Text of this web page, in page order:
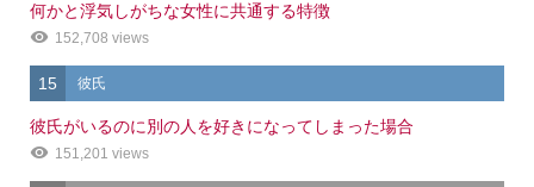
何かと浮気しがちな女性に共通する特徴
152,708 views
15 彼氏
彼氏がいるのに別の人を好きになってしまった場合
151,201 views